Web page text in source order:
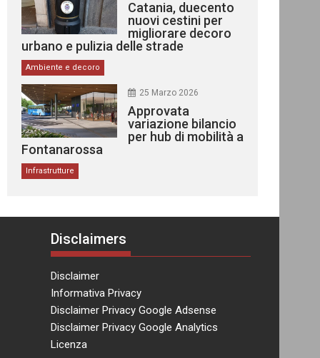
Catania, duecento
nuovi cestini per
migliorare decoro
urbano e pulizia delle strade
Ambiente e decoro
25 Marzo 2026
Approvata
variazione bilancio
per hub di mobilità a
Fontanarossa
Infrastrutture
Disclaimers
Disclaimer
Informativa Privacy
Disclaimer Privacy Google Adsense
Disclaimer Privacy Google Analytics
Licenza